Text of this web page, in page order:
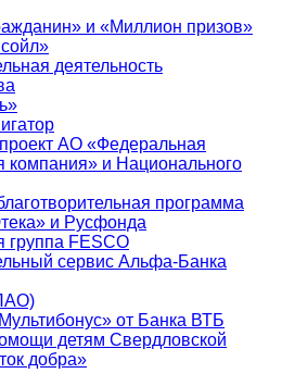
и «Миллион призов»
деятельность
АО «Федеральная
компания» и Национального
программа
и Русфонда
группа FESCO
сервис Альфа-Банка
от Банка ВТБ
детям Свердловской
добра»